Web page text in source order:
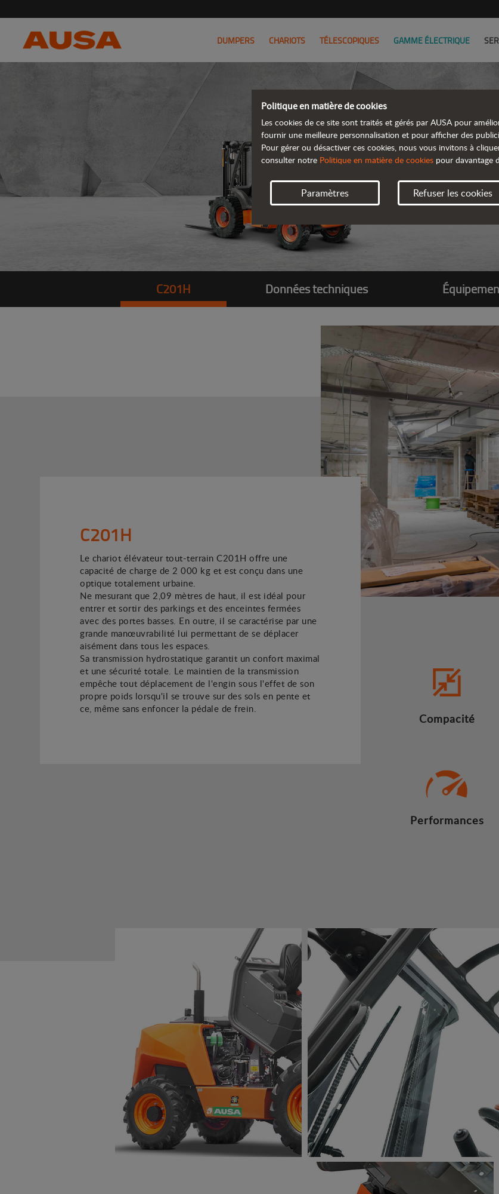
DUMPERS CHARIOTS TÉLESCOPIQUES GAMME ÉLECTRIQUE
C201H Données techniques
C201H
Le chariot élévateur tout-terrain C201H offre une
capacité de charge de 2 000 kg et est conçu dans une
optique totalement urbaine.
Ne mesurant que 2,09 mètres de haut, il est idéal pour
entrer et sortir des parkings et des enceintes fermées
avec des portes basses. En outre, il se caractérise par une
grande manœuvrabilité lui permettant de se déplacer
aisément dans tous les espaces.
Sa transmission hydrostatique garantit un confort maximal
et une sécurité totale. Le maintien de la transmission
empêche tout déplacement de l'engin sous l'effet de son
propre poids lorsqu'il se trouve sur des sols en pente et
ce, même sans enfoncer la pédale de frein.
Compacité
Performances
Politique en matière de cookies
Les cookies de ce site sont traités et gérés par AUSA pour
fournir une meilleure personnalisation et pour afficher des
Pour gérer ou désactiver ces cookies, nous vous invitons à
consulter notre Politique en matière de cookies pour davantage
Paramètres Refuser les cookies